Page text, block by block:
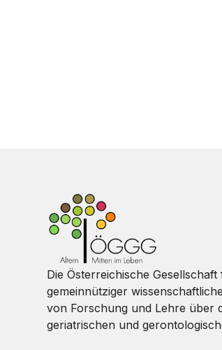
Die Österreichische
gemeinnütziger
von Forschung und Lehre über
geriatrischen und